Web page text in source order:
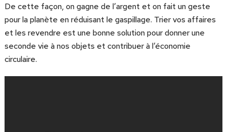
De cette façon, on gagne de l’argent et on fait un geste
pour la planète en réduisant le gaspillage. Trier vos affaires
et les revendre est une bonne solution pour donner une
seconde vie à nos objets et contribuer à l’économie
circulaire.